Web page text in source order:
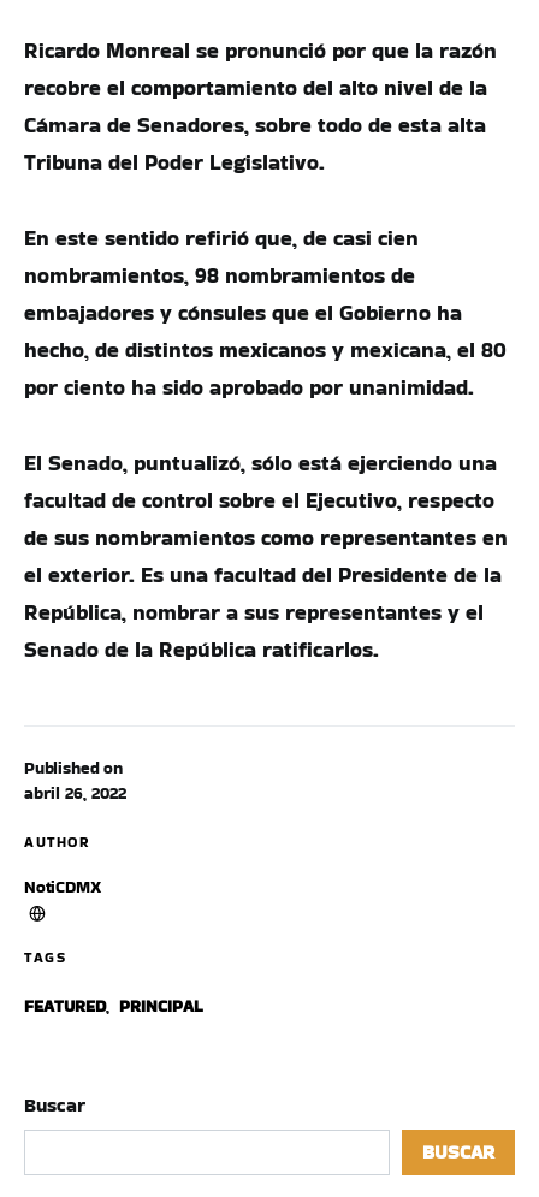
Published on
abril 26, 2022
AUTHOR
NotiCDMX
TAGS
FEATURED, PRINCIPAL
Ricardo Monreal se pronunció por que la razón
recobre el comportamiento del alto nivel de la
Cámara de Senadores, sobre todo de esta alta
Tribuna del Poder Legislativo.
En este sentido refirió que, de casi cien
nombramientos, 98 nombramientos de
embajadores y cónsules que el Gobierno ha
hecho, de distintos mexicanos y mexicana, el 80
por ciento ha sido aprobado por unanimidad.
El Senado, puntualizó, sólo está ejerciendo una
facultad de control sobre el Ejecutivo, respecto
de sus nombramientos como representantes en
el exterior. Es una facultad del Presidente de la
República, nombrar a sus representantes y el
Senado de la República ratificarlos.
Buscar
BUSCAR